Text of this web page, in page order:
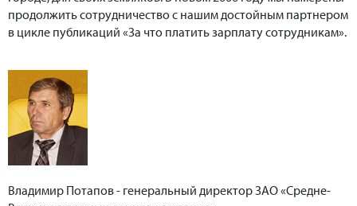
продолжить сотрудничество с нашим достойным партнером
в цикле публикаций «За что платить зарплату сотрудникам».
Владимир Потапов - генеральный директор ЗАО «Средне-